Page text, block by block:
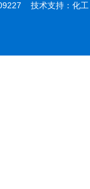
技术支持： 化工